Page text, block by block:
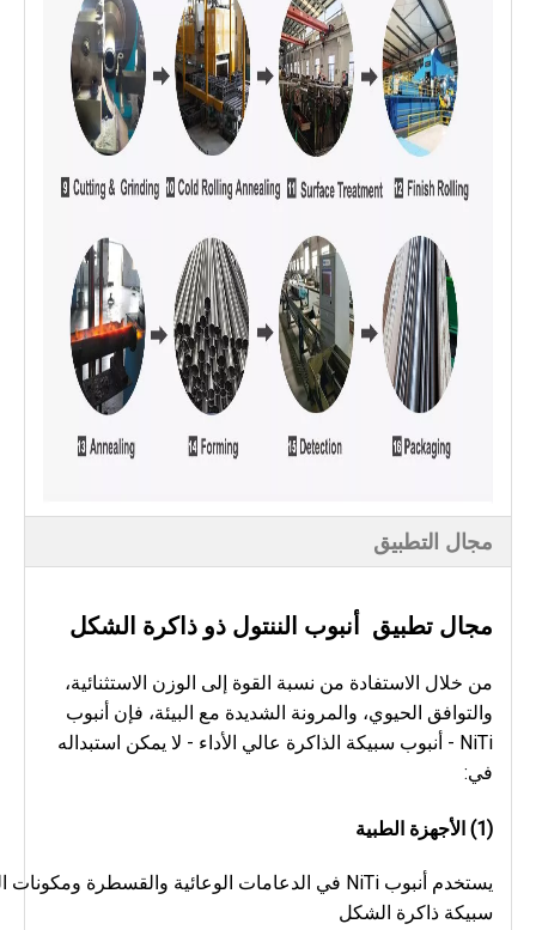
مجال التطبيق
مجال تطبيق أنبوب الننتول ذو ذاكرة الشكل
في:
(1) الأجهزة الطبية
سبيكة ذاكرة الشكل